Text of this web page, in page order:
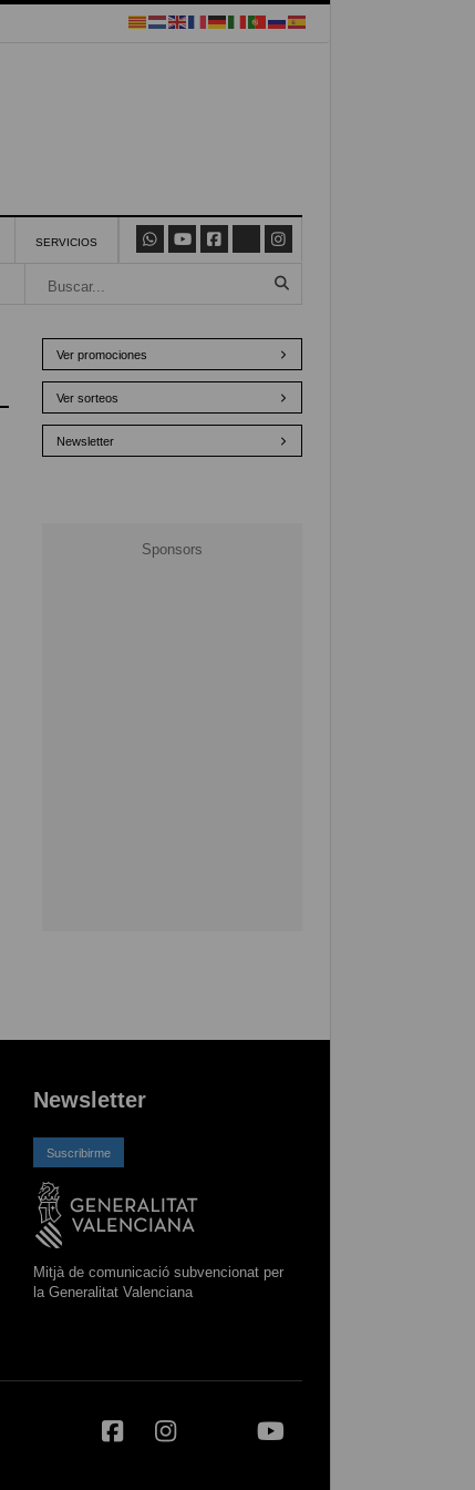
SERVICIOS
Ver promociones
Ver sorteos
Newsletter
Newsletter
Suscribirme
Mitjà de comunicació subvencionat per
la Generalitat Valenciana